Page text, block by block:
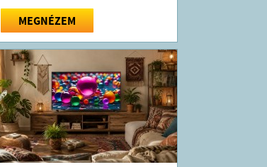
MEGNÉZEM